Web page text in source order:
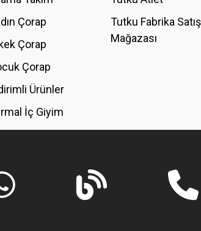
Çorap
Çorap
Çorap
Ürünler
İç Giyim
Tutku Fabrika Satış
Mağazası